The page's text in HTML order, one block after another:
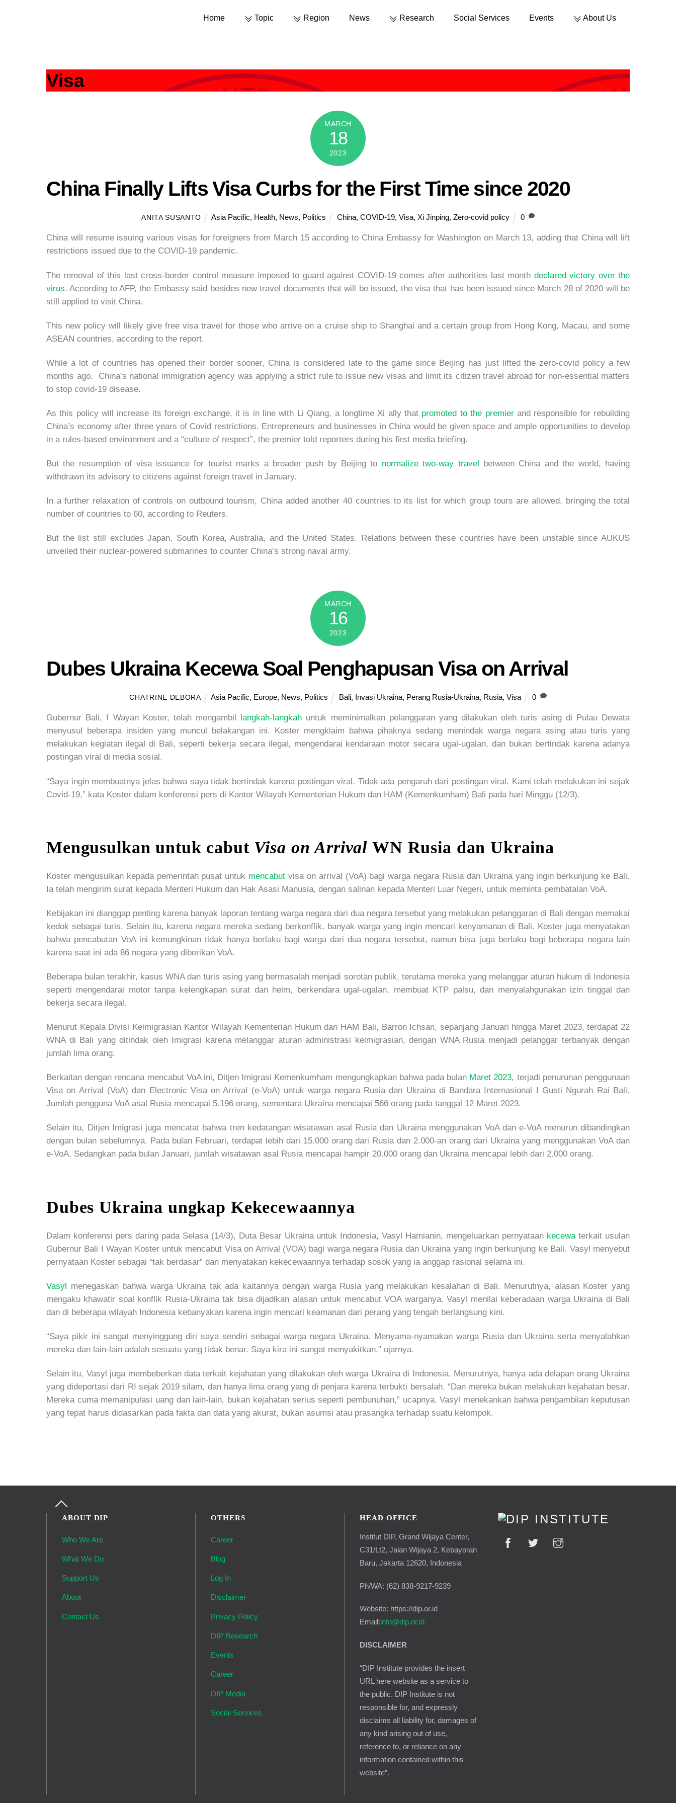
Home Topic Region News Research Social Services Events About Us
Visa
MARCH
18
2023
China Finally Lifts Visa Curbs for the First Time since 2020
ANITA SUSANTO Asia Pacific, Health, News, Politics China, COVID-19, Visa, Xi Jinping, Zero-covid policy 0
China will resume issuing various visas for foreigners from March 15 according to China Embassy for Washington on March 13, adding that China will lift
restrictions issued due to the COVID-19 pandemic.
The removal of this last cross-border control measure imposed to guard against COVID-19 comes after authorities last month declared victory over the
virus. According to AFP, the Embassy said besides new travel documents that will be issued, the visa that has been issued since March 28 of 2020 will be
still applied to visit China.
This new policy will likely give free visa travel for those who arrive on a cruise ship to Shanghai and a certain group from Hong Kong, Macau, and some
ASEAN countries, according to the report.
While a lot of countries has opened their border sooner, China is considered late to the game since Beijing has just lifted the zero-covid policy a few
months ago. China’s national immigration agency was applying a strict rule to issue new visas and limit its citizen travel abroad for non-essential matters
to stop covid-19 disease.
As this policy will increase its foreign exchange, it is in line with Li Qiang, a longtime Xi ally that promoted to the premierand responsible for rebuilding
China’s economy after three years of Covid restrictions. Entrepreneurs and businesses in China would be given space and ample opportunities to develop
in a rules-based environment and a “culture of respect”, the premier told reporters during his first media briefing.
But the resumption of visa issuance for tourist marks a broader push by Beijing to normalize two-way travel between China and the world, having
withdrawn its advisory to citizens against foreign travel in January.
In a further relaxation of controls on outbound tourism, China added another 40 countries to its list for which group tours are allowed, bringing the total
number of countries to 60, according to Reuters.
But the list still excludes Japan, South Korea, Australia, and the United States. Relations between these countries have been unstable since AUKUS
unveiled their nuclear-powered submarines to counter China’s strong naval army.
MARCH
16
2023
Dubes Ukraina Kecewa Soal Penghapusan Visa on Arrival
CHATRINE DEBORA Asia Pacific, Europe, News, Politics Bali, Invasi Ukraina, Perang Rusia-Ukraina, Rusia,Visa 0
Gubernur Bali, I Wayan Koster, telah mengambil langkah-langkah untuk meminimalkan pelanggaran yang dilakukan oleh turis asing di Pulau Dewata
menyusul beberapa insiden yang muncul belakangan ini. Koster mengklaim bahwa pihaknya sedang menindak warga negara asing atau turis yang
melakukan kegiatan ilegal di Bali, seperti bekerja secara ilegal, mengendarai kendaraan motor secara ugal-ugalan, dan bukan bertindak karena adanya
postingan viral di media sosial.
“Saya ingin membuatnya jelas bahwa saya tidak bertindak karena postingan viral. Tidak ada pengaruh dari postingan viral. Kami telah melakukan ini sejak
Covid-19,” kata Koster dalam konferensi pers di Kantor Wilayah Kementerian Hukum dan HAM (Kemenkumham) Bali pada hari Minggu (12/3).
Mengusulkan untuk cabut Visa on ArrivalWN Rusia dan Ukraina
Koster mengusulkan kepada pemerintah pusat untuk mencabut visa on arrival (VoA) bagi warga negara Rusia dan Ukraina yang ingin berkunjung ke Bali.
Ia telah mengirim surat kepada Menteri Hukum dan Hak Asasi Manusia, dengan salinan kepada Menteri Luar Negeri, untuk meminta pembatalan VoA.
Kebijakan ini dianggap penting karena banyak laporan tentang warga negara dari dua negara tersebut yang melakukan pelanggaran di Bali dengan memakai
kedok sebagai turis. Selain itu, karena negara mereka sedang berkonflik, banyak warga yang ingin mencari kenyamanan di Bali. Koster juga menyatakan
bahwa pencabutan VoA ini kemungkinan tidak hanya berlaku bagi warga dari dua negara tersebut, namun bisa juga berlaku bagi beberapa negara lain
karena saat ini ada 86 negara yang diberikan VoA.
Beberapa bulan terakhir, kasus WNA dan turis asing yang bermasalah menjadi sorotan publik, terutama mereka yang melanggar aturan hukum di Indonesia
seperti mengendarai motor tanpa kelengkapan surat dan helm, berkendara ugal-ugalan, membuat KTP palsu, dan menyalahgunakan izin tinggal dan
bekerja secara ilegal.
Menurut Kepala Divisi Keimigrasian Kantor Wilayah Kementerian Hukum dan HAM Bali, Barron Ichsan, sepanjang Januari hingga Maret 2023, terdapat 22
WNA di Bali yang ditindak oleh Imigrasi karena melanggar aturan administrasi keimigrasian, dengan WNA Rusia menjadi pelanggar terbanyak dengan
jumlah lima orang.
Berkaitan dengan rencana mencabut VoA ini, Ditjen Imigrasi Kemenkumham mengungkapkan bahwa pada bulan Maret 2023, terjadi penurunan penggunaan
Visa on Arrival (VoA) dan Electronic Visa on Arrival (e-VoA) untuk warga negara Rusia dan Ukraina di Bandara Internasional I Gusti Ngurah Rai Bali.
Jumlah pengguna VoA asal Rusia mencapai 5.196 orang, sementara Ukraina mencapai 566 orang pada tanggal 12 Maret 2023.
Selain itu, Ditjen Imigrasi juga mencatat bahwa tren kedatangan wisatawan asal Rusia dan Ukraina menggunakan VoA dan e-VoA menurun dibandingkan
dengan bulan sebelumnya. Pada bulan Februari, terdapat lebih dari 15.000 orang dari Rusia dan 2.000-an orang dari Ukraina yang menggunakan VoA dan
e-VoA. Sedangkan pada bulan Januari, jumlah wisatawan asal Rusia mencapai hampir 20.000 orang dan Ukraina mencapai lebih dari 2.000 orang.
Dubes Ukraina ungkap Kekecewaannya
Dalam konferensi pers daring pada Selasa (14/3), Duta Besar Ukraina untuk Indonesia, Vasyl Hamianin, mengeluarkan pernyataan kecewa terkait usulan
Gubernur Bali I Wayan Koster untuk mencabut Visa on Arrival (VOA) bagi warga negara Rusia dan Ukraina yang ingin berkunjung ke Bali. Vasyl menyebut
pernyataan Koster sebagai “tak berdasar” dan menyatakan kekecewaannya terhadap sosok yang ia anggap rasional selama ini.
Vasyl menegaskan bahwa warga Ukraina tak ada kaitannya dengan warga Rusia yang melakukan kesalahan di Bali. Menurutnya, alasan Koster yang
mengaku khawatir soal konflik Rusia-Ukraina tak bisa dijadikan alasan untuk mencabut VOA warganya. Vasyl menilai keberadaan warga Ukraina di Bali
dan di beberapa wilayah Indonesia kebanyakan karena ingin mencari keamanan dari perang yang tengah berlangsung kini.
“Saya pikir ini sangat menyinggung diri saya sendiri sebagai warga negara Ukraina. Menyama-nyamakan warga Rusia dan Ukraina serta menyalahkan
mereka dan lain-lain adalah sesuatu yang tidak benar. Saya kira ini sangat menyakitkan,” ujarnya.
Selain itu, Vasyl juga membeberkan data terkait kejahatan yang dilakukan oleh warga Ukraina di Indonesia. Menurutnya, hanya ada delapan orang Ukraina
yang dideportasi dari RI sejak 2019 silam, dan hanya lima orang yang di penjara karena terbukti bersalah. “Dan mereka bukan melakukan kejahatan besar.
Mereka cuma memanipulasi uang dan lain-lain, bukan kejahatan serius seperti pembunuhan,” ucapnya. Vasyl menekankan bahwa pengambilan keputusan
yang tepat harus didasarkan pada fakta dan data yang akurat, bukan asumsi atau prasangka terhadap suatu kelompok.
Back
Top
ABOUT DIP
Who We Are
What We Do
Support Us
About
Contact Us
OTHERS
Career
Blog
Log In
Disclaimer
Privacy Policy
DIP Research
Events
Career
DIP Media
Social Services
HEAD OFFICE
Institut DIP, Grand Wijaya Center,
C31/Lt2, Jalan Wijaya 2, Kebayoran
Baru, Jakarta 12620, Indonesia
Ph/WA: (62) 838-9217-9239
Website: https://dip.or.id
Email:info@dip.or.id
DISCLAIMER
“DIP Institute provides the insert
URL here website as a service to
the public. DIP Institute is not
responsible for, and expressly
disclaims all liability for, damages of
any kind arising out of use,
reference to, or reliance on any
information contained within this
website”.